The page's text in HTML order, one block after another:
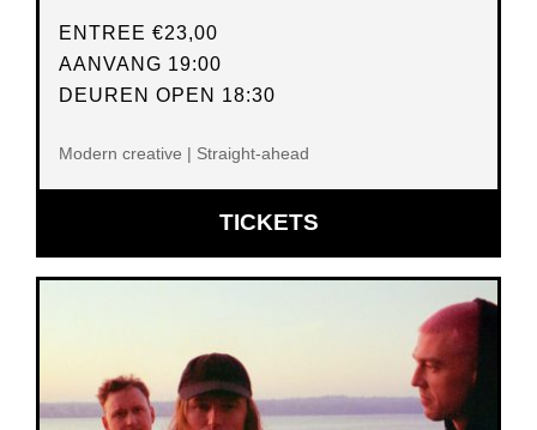
ENTREE €23,00
AANVANG 19:00
DEUREN OPEN 18:30
Modern creative | Straight-ahead
TICKETSOPENT
IN
VENSTER